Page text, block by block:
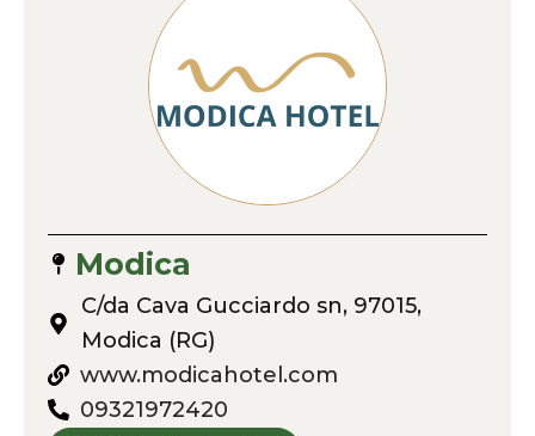
Modica
C/da Cava Gucciardo sn, 97015,
Modica (RG)
www.modicahotel.com
09321972420